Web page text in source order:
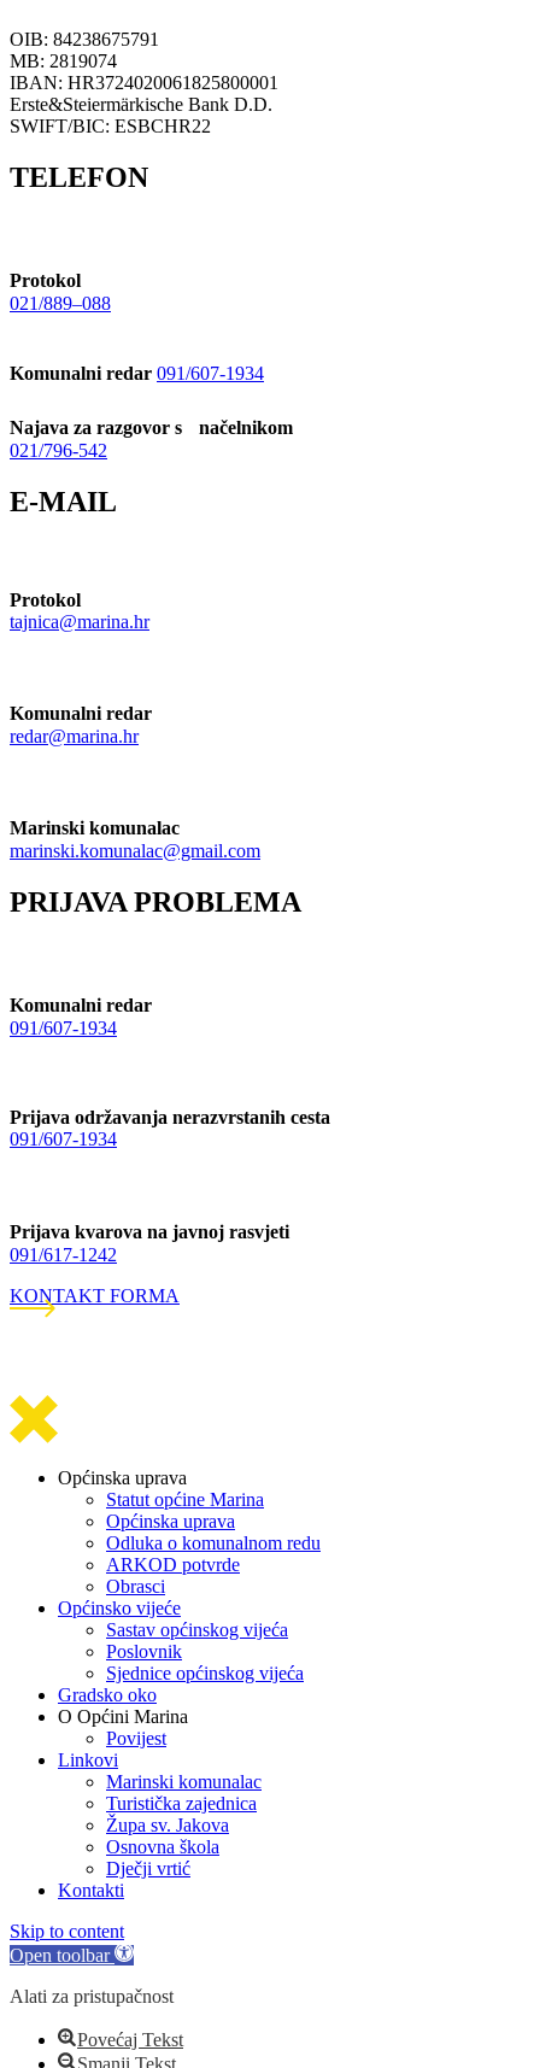
OIB: 84238675791
MB: 2819074
IBAN: HR3724020061825800001
Erste&Steiermärkische Bank D.D.
SWIFT/BIC: ESBCHR22
TELEFON
Protokol
021/889–088
Komunalni redar 091/607-1934
Najava za razgovor s načelnikom
021/796-542
E-MAIL
Protokol
tajnica@marina.hr
Komunalni redar
redar@marina.hr
Marinski komunalac
marinski.komunalac@gmail.com
PRIJAVA PROBLEMA
Komunalni redar
091/607-1934
Prijava održavanja nerazvrstanih cesta
091/607-1934
Prijava kvarova na javnoj rasvjeti
091/617-1242
KONTAKT FORMA
Općinska uprava
Statut općine Marina
Općinska uprava
Odluka o komunalnom redu
ARKOD potvrde
Obrasci
Općinsko vijeće
Sastav općinskog vijeća
Poslovnik
Sjednice općinskog vijeća
Gradsko oko
O Općini Marina
Povijest
Linkovi
Marinski komunalac
Turistička zajednica
Župa sv. Jakova
Osnovna škola
Dječji vrtić
Kontakti
Skip to content
Open toolbar
Alati za pristupačnost
Povećaj Tekst
Smanji Tekst